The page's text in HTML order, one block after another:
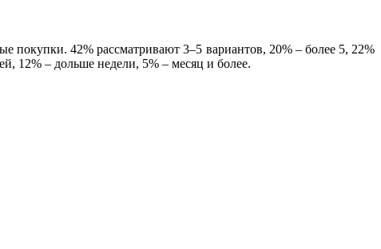
покупки. 42% рассматривают 3–5 вариантов, 20% – более 5, 22%
12% – дольше недели, 5% – месяц и более.